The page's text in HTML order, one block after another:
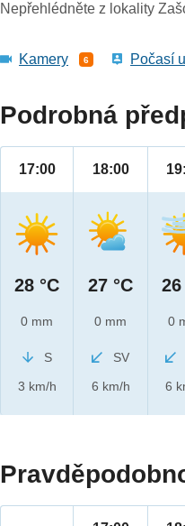
Nepřehlédněte z lokality
Kamery 6 Počasí
Podrobná
17:00
28 °C
0 mm
S
3 km/h
18:00
27 °C
0 mm
SV
6 km/h
26
0
6